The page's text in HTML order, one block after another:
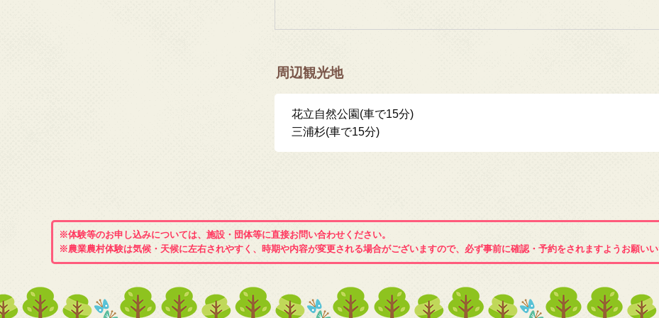
周辺観光地
花立自然公園(車で15分)
三浦杉(車で15分)
※体験等のお申し込みについては、施設・団体等に直接お問い合わせください。
※農業農村体験は気候・天候に左右されやすく、時期や内容が変更される場合がございますので、必ず事前に確認・予約をされますようお願いい